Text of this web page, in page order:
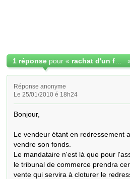
1 réponse pour «
Réponse anonyme
Le 25/01/2010 é 18h24
Bonjour,
Le vendeur étant en redressement
vendre son fonds.
Le mandataire n'est là que pour
le tribunal de commerce prendra
vente qui servira à cloturer le